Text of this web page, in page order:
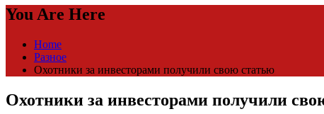
You Are Here
Home
Разное
Охотники за инвесторами получили свою статью
Охотники за инвесторами получили